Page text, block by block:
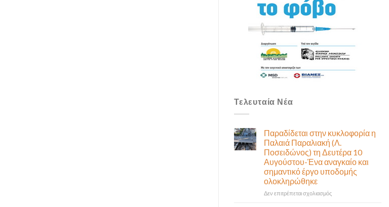
Τελευταία Νέα
Παραδίδεται στην κυκλοφορία η
Παλαιά Παραλιακή (Λ.
Ποσειδώνος) τη Δευτέρα 10
Αυγούστου-Ένα αναγκαίο και
σημαντικό έργο υποδομής
ολοκληρώθηκε
Δεν επιτρέπεται σχολιασμόςστο